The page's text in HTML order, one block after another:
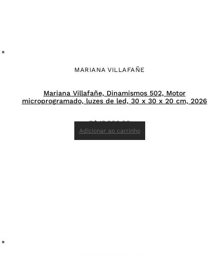
MARIANA VILLAFAÑE
Mariana Villafañe, Dinamismos 502, Motor
microprogramado, luzes de led, 30 x 30 x 20 cm, 2026
R$19.000,00
Adicionar ao carrinho